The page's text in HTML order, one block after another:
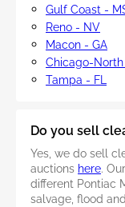
Gulf Coast -
Reno - NV
Macon - GA
Chicago-North
Tampa - FL
Do you sell
Yes, we do sell
auctions here.
different Pontiac
salvage, flood